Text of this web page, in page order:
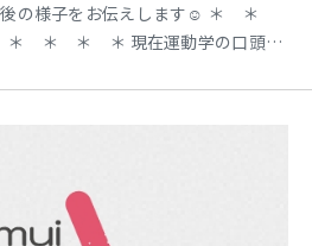
後の様子をお伝えします☺ ＊ ＊
＊ ＊ 現在運動学の口頭試